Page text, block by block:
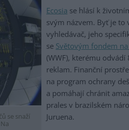
se snaží
Ecosia se hlásí k
svým názvem. Byť je to
vyhledávač, jeho
se Světovým fondem
(WWF), kterému
reklam. Finanční
na program ochrany
a pomáhají chránit
prales v brazilském
Juruena.